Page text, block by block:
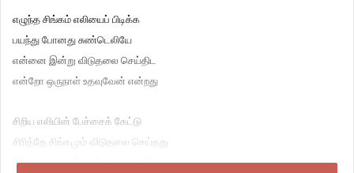
எழுந்த சிங்கம் எலியைப் பிடிக்க
பயந்து போனது சுண்டெலியே
என்னை இன்று விடுதலை செய்திட
என்றோ ஒருநாள் உதவுவேன் என்றது
சிறிய எலியின் பேச்சைக் கேட்டு
சிரித்தே சிங்கமும் விடுதலை செய்தது
இப்படியே காலம் ஓடிப் போகையில்